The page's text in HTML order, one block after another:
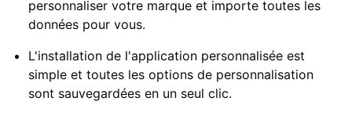
personnaliser votre marque et importe toutes les
données pour vous.
L'installation de l'application personnalisée est
simple et toutes les options de personnalisation
sont sauvegardées en un seul clic.